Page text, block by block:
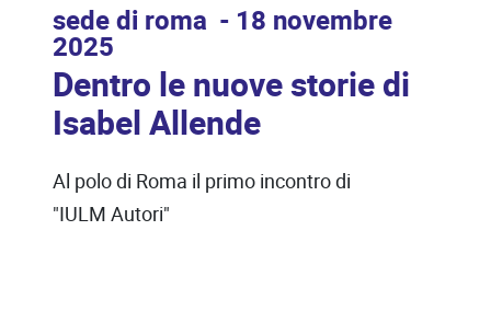
sede di roma 18 novembre
2025
Dentro le nuove storie di
Isabel Allende
Al polo di Roma il primo incontro di
"IULM Autori"